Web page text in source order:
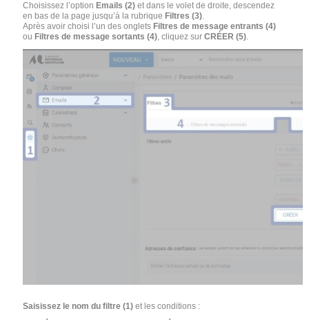
Choisissez l’option Emails (2)et dans le volet de droite, descendez
en bas de la page jusqu’à la rubrique Filtres (3).
Après avoir choisi l’un des onglets Filtres de message entrants (4)
ou Filtres de message sortants (4), cliquez surCRÉER (5).
Saisissez le nom du filtre (1) et les conditions :